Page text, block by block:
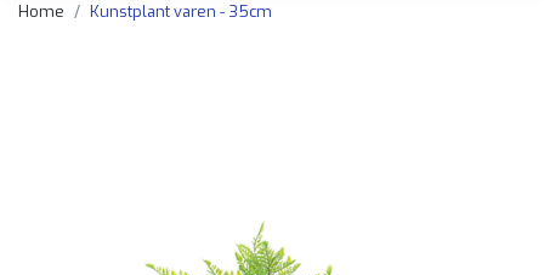
Home
Kunstplant varen - 35cm